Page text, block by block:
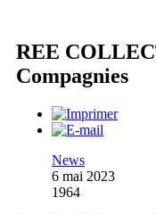
REE
Compagnies
News
6 mai 2023
1964